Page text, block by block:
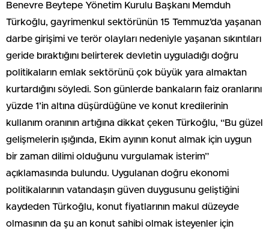
Benevre Beytepe Yönetim Kurulu Başkanı Memduh
Türkoğlu, gayrimenkul sektörünün 15 Temmuz’da yaşanan
darbe girişimi ve terör olayları nedeniyle yaşanan sıkıntıları
geride bıraktığını belirterek devletin uyguladığı doğru
politikaların emlak sektörünü çok büyük yara almaktan
kurtardığını söyledi. Son günlerde bankaların faiz oranlarını
yüzde 1’in altına düşürdüğüne ve konut kredilerinin
kullanım oranının artığına dikkat çeken Türkoğlu, “Bu güzel
gelişmelerin ışığında, Ekim ayının konut almak için uygun
bir zaman dilimi olduğunu vurgulamak isterim”
açıklamasında bulundu. Uygulanan doğru ekonomi
politikalarının vatandaşın güven duygusunu geliştiğini
kaydeden Türkoğlu, konut fiyatlarının makul düzeyde
olmasının da şu an konut sahibi olmak isteyenler için